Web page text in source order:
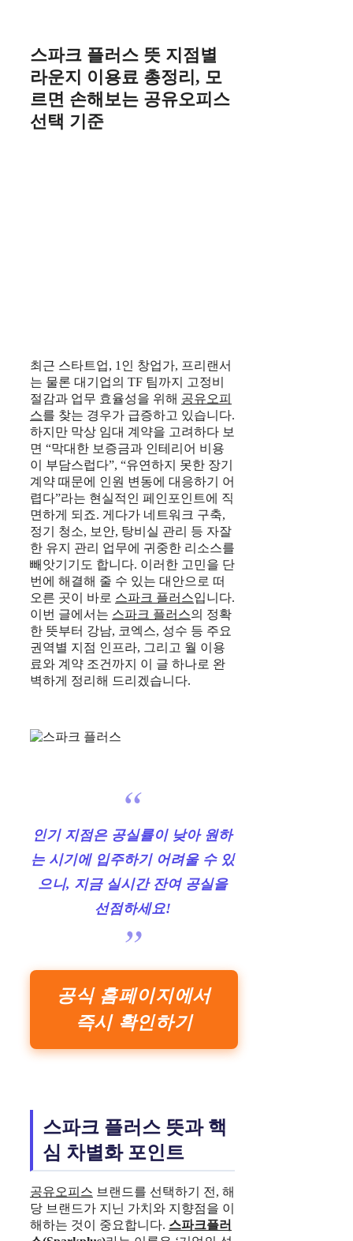
스파크 플러스 뜻 지점별
라운지 이용료 총정리, 모
르면 손해보는 공유오피스
선택 기준
최근 스타트업, 1인 창업가, 프리랜서
는 물론 대기업의 TF 팀까지 고정비
절감과 업무 효율성을 위해 공유오피
스를 찾는 경우가 급증하고 있습니다.
하지만 막상 임대 계약을 고려하다 보
면 “막대한 보증금과 인테리어 비용
이 부담스럽다”, “유연하지 못한 장기
계약 때문에 인원 변동에 대응하기 어
렵다”라는 현실적인 페인포인트에 직
면하게 되죠. 게다가 네트워크 구축,
정기 청소, 보안, 탕비실 관리 등 자잘
한 유지 관리 업무에 귀중한 리소스를
빼앗기기도 합니다. 이러한 고민을 단
번에 해결해 줄 수 있는 대안으로 떠
오른 곳이 바로 스파크 플러스입니다.
이번 글에서는 스파크 플러스의 정확
한 뜻부터 강남, 코엑스, 성수 등 주요
권역별 지점 인프라, 그리고 월 이용
료와 계약 조건까지 이 글 하나로 완
벽하게 정리해 드리겠습니다.
인기 지점은 공실률이 낮아 원하
는 시기에 입주하기 어려울 수 있
으니, 지금 실시간 잔여 공실을
선점하세요!
공식 홈페이지에서
즉시 확인하기
스파크 플러스 뜻과 핵
심 차별화 포인트
공유오피스 브랜드를 선택하기 전, 해
당 브랜드가 지닌 가치와 지향점을 이
해하는 것이 중요합니다. 스파크플러